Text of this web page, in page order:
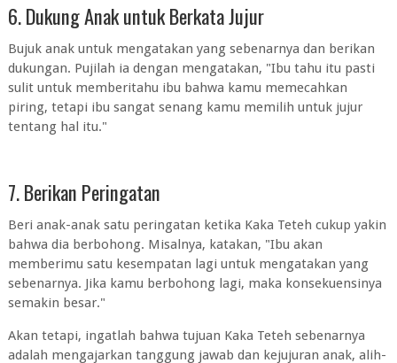
6. Dukung Anak untuk Berkata Jujur
Bujuk anak untuk mengatakan yang sebenarnya dan berikan
dukungan. Pujilah ia dengan mengatakan, "Ibu tahu itu pasti
sulit untuk memberitahu ibu bahwa kamu memecahkan
piring, tetapi ibu sangat senang kamu memilih untuk jujur
tentang hal itu."
7. Berikan Peringatan
Beri anak-anak satu peringatan ketika Kaka Teteh cukup yakin
bahwa dia berbohong. Misalnya, katakan, "Ibu akan
memberimu satu kesempatan lagi untuk mengatakan yang
sebenarnya. Jika kamu berbohong lagi, maka konsekuensinya
semakin besar."
Akan tetapi, ingatlah bahwa tujuan Kaka Teteh sebenarnya
adalah mengajarkan tanggung jawab dan kejujuran anak, alih-